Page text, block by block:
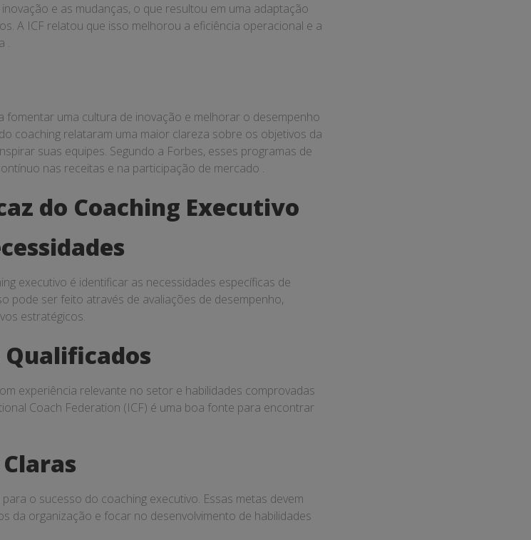
e as mudanças, o que resultou em uma adaptação
A ICF relatou que isso melhorou a eficiência operacional e a
.
fomentar uma cultura de inovação e melhorar o desempenho
coaching relataram uma maior clareza sobre os objetivos da
suas equipes. Segundo a Forbes, esses programas de
nas receitas e na participação de mercado .
do Coaching Executivo
executivo é identificar as necessidades específicas de
pode ser feito através de avaliações de desempenho,
estratégicos.
Qualificados
experiência relevante no setor e habilidades comprovadas
Coach Federation (ICF) é uma boa fonte para encontrar
o sucesso do coaching executivo. Essas metas devem
da organização e focar no desenvolvimento de habilidades